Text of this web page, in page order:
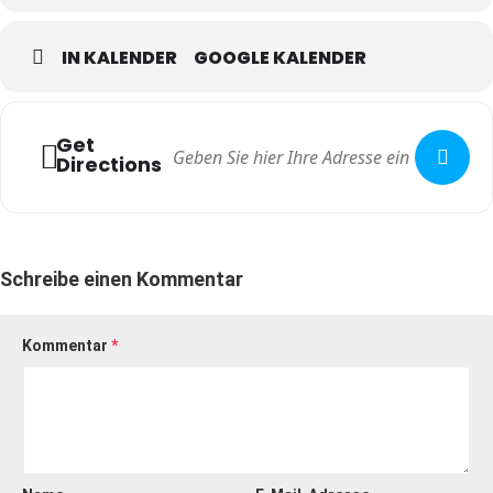
Weitere Informationen und das vollständige Tagesprogramm
IN KALENDER GOOGLE KALENDER
Get
Directions
Schreibe einen Kommentar
Kommentar *